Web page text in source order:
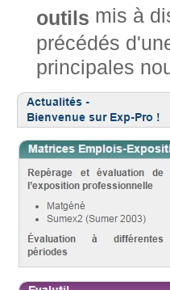
outils mis à
précédés
principales